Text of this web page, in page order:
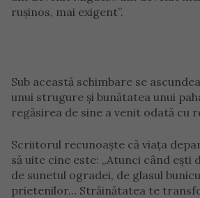
rușinos, mai exigent”.
Sub această schimbare se
unui strugure și bunătatea unui
regăsirea de sine a venit odată cu
Scriitorul recunoaște că viața
să uite cine este: „Atunci când ești
de sunetul ogradei, de glasul
prietenilor… Străinătatea te